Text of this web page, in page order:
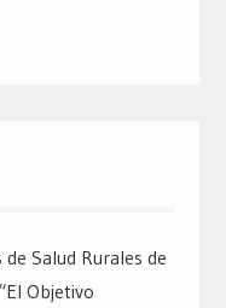
Salud Rurales de
Objetivo